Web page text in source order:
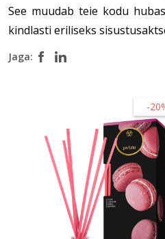
See muudab teie kodu
kindlasti eriliseks
Jaga:
-